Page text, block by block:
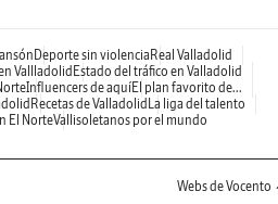
Deporte sin violencia Real Valladolid
Vallladolid Estado del tráfico en Valladolid
Influencers de aquíEl plan favorito de...
Recetas de Valladolid La liga del talento
El NorteVallisoletanos por el mundo
Webs de Vocento